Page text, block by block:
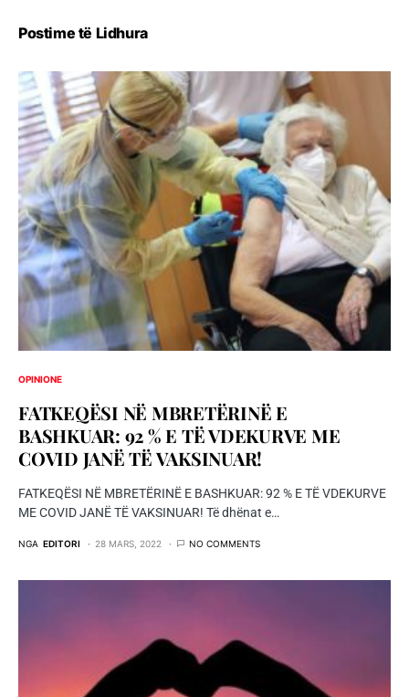
Postime të Lidhura
OPINIONE
FATKEQËSI NË MBRETËRINË E
BASHKUAR: 92 % E TË VDEKURVE ME
COVID JANË TË VAKSINUAR!
FATKEQËSI NË MBRETËRINË E BASHKUAR: 92 % E TË VDEKURVE
ME COVID JANË TË VAKSINUAR! Të dhënat e…
NGA EDITORI 28 MARS, 2022 NO COMMENTS